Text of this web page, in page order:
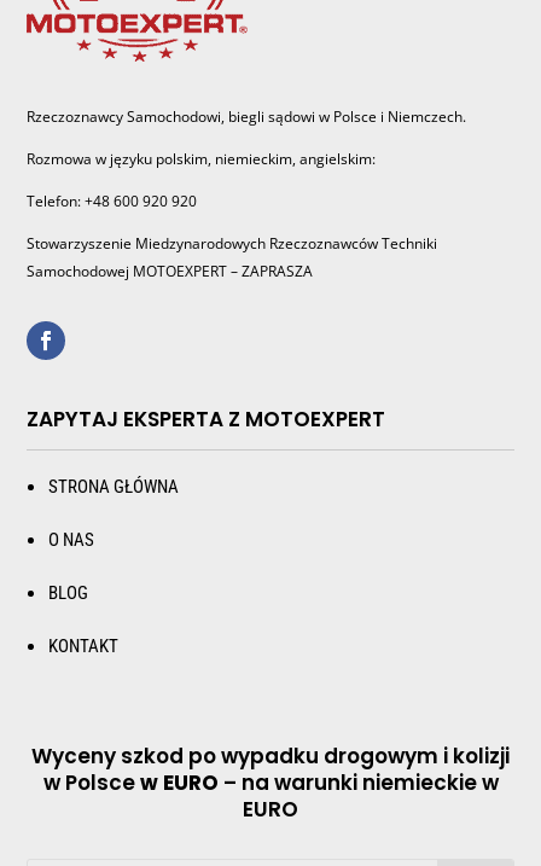
Rzeczoznawcy Samochodowi, biegli sądowi w Polsce i Niemczech.
Rozmowa w języku polskim, niemieckim, angielskim:
Telefon: +48 600 920 920
Stowarzyszenie Miedzynarodowych Rzeczoznawców Techniki
Samochodowej MOTOEXPERT – ZAPRASZA
ZAPYTAJ EKSPERTA Z MOTOEXPERT
STRONA GŁÓWNA
O NAS
BLOG
KONTAKT
Wyceny szkod po wypadku drogowym i kolizji
w Polscew EURO – na warunki niemieckie w
EURO